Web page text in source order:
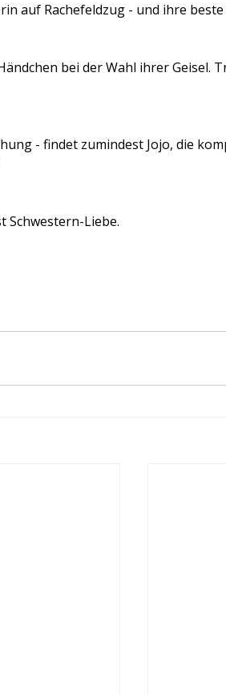
auf Rachefeldzug - und ihre beste
bei der Wahl ihrer Geisel.
- findet zumindest Jojo, die
Schwestern-Liebe.